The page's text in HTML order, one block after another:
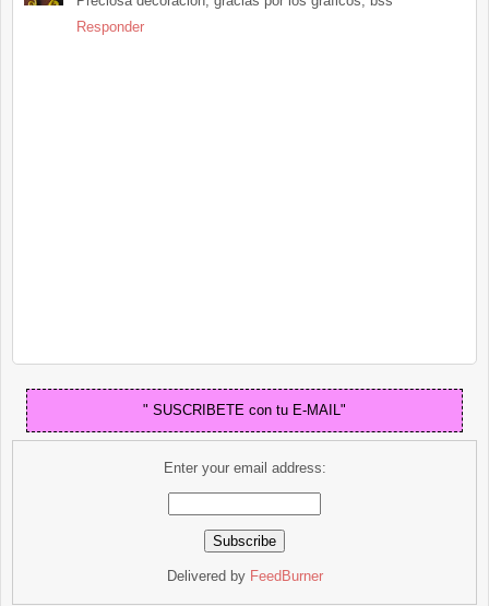
Responder
" SUSCRIBETE con tu E-MAIL"
Enter your email address:
Delivered by FeedBurner